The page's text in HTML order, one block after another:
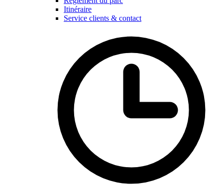
Itinéraire
Service clients & contact